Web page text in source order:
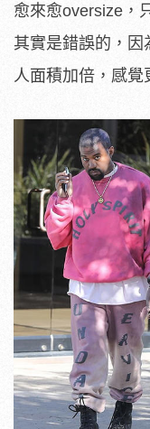
愈來愈oversize，
其實是錯誤的，因
人面積加倍，感覺